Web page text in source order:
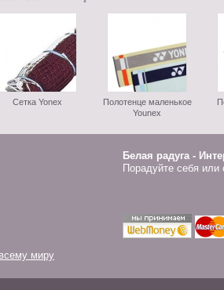
Сетка Yonex
Полотенце маленькое
Younex
миру
Белая радуга -
Порадуйте себя